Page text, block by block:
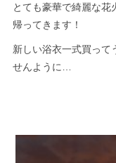
とても豪華で綺麗な花
帰ってきます！
新しい浴衣一式買って
せんように…